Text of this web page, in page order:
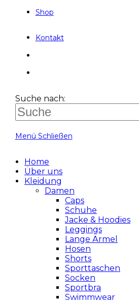
Shop
Kontakt
Suche nach:
Menü Schließen
Home
Über uns
Kleidung
Damen
Caps
Schuhe
Jacke & Hoodies
Leggings
Lange Ärmel
Hosen
Shorts
Sporttaschen
Socken
Sportbra
Swimmwear